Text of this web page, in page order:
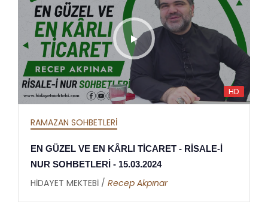
HD
RAMAZAN SOHBETLERİ
EN GÜZEL VE EN KÂRLI TİCARET - RİSALE-İ
NUR SOHBETLERİ - 15.03.2024
HİDAYET MEKTEBİ / Recep Akpınar